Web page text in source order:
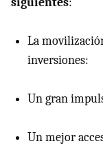
La
inversiones:
Un gran
Un mejor